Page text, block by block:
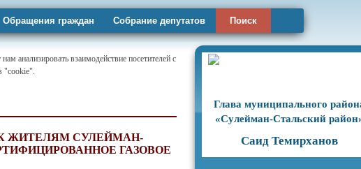
Обращения граждан Собрание депутатов Поиск
анализировать взаимодействие посетителей с
"cookie".
ЖИТЕЛЯМ СУЛЕЙМАН-
ГАЗОВОЕ
Глава муниципального
«Сулейман-Стальский
Саид Темирханов